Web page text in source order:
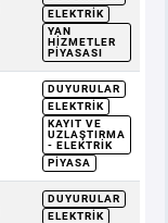
ELEKTRIK
YAN
HIZMETLER
PIYASASI
DUYURULAR
ELEKTRIK
KAYIT VE
UZLAŞTIRMA
- ELEKTRIK
PIYASA
DUYURULAR
ELEKTRIK